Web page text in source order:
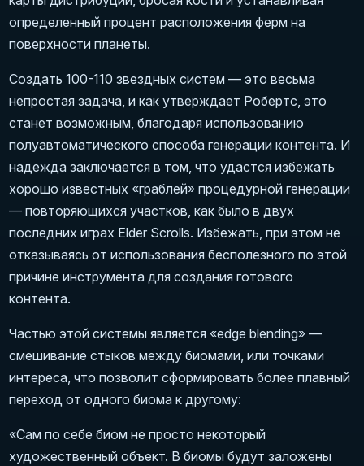
определенный процент расположения ферм на
поверхности планеты.
Создать 100-110 звездных систем — это весьма
непростая задача, и как утверждает Робертс, это
станет возможным, благодаря использованию
полуавтоматического способа генерации контента. И
надежда заключается в том, что удастся избежать
хорошо известных «граблей» процедурной генерации
— повторяющихся участков, как было в двух
последних играх Elder Scrolls. Избежать, при этом не
отказываясь от использования бесполезного по этой
причине инструмента для создания готового
контента.
Частью этой системы является «edge blending» —
смешивание стыков между биомами, или точками
интереса, что позволит сформировать более плавный
переход от одного биома к другому:
«Сам по себе биом не просто некоторый
художественный объект. В биомы будут заложены